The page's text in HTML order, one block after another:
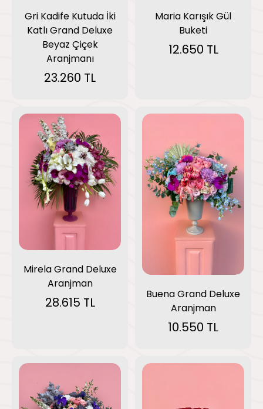
Gri Kadife Kutuda İki
Katlı Grand Deluxe
Beyaz Çiçek
Aranjmanı
23.260 TL
Maria Karışık Gül
Buketi
12.650 TL
Mirela Grand Deluxe
Aranjman
28.615 TL
Buena Grand Deluxe
Aranjman
10.550 TL